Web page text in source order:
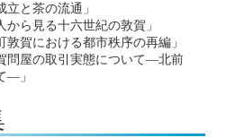
と茶の流通」
ら見る十六世紀の敦賀」
賀における都市秩序の再編」
屋の取引実態について―北前
―」